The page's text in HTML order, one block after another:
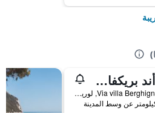
بد أند بريكفاست باراديسو
Via villa Berghigna 26, لوريتو (ايطاليا), مقاطعة أنكونا, إيطاليا